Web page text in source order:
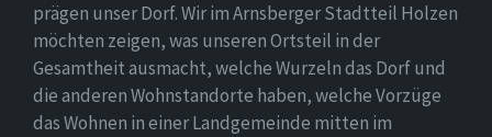
prägen unser Dorf. Wir im Arnsberger Stadtteil Holzen
möchten zeigen, was unseren Ortsteil in der
Gesamtheit ausmacht, welche Wurzeln das Dorf und
die anderen Wohnstandorte haben, welche Vorzüge
das Wohnen in einer Landgemeinde mitten im